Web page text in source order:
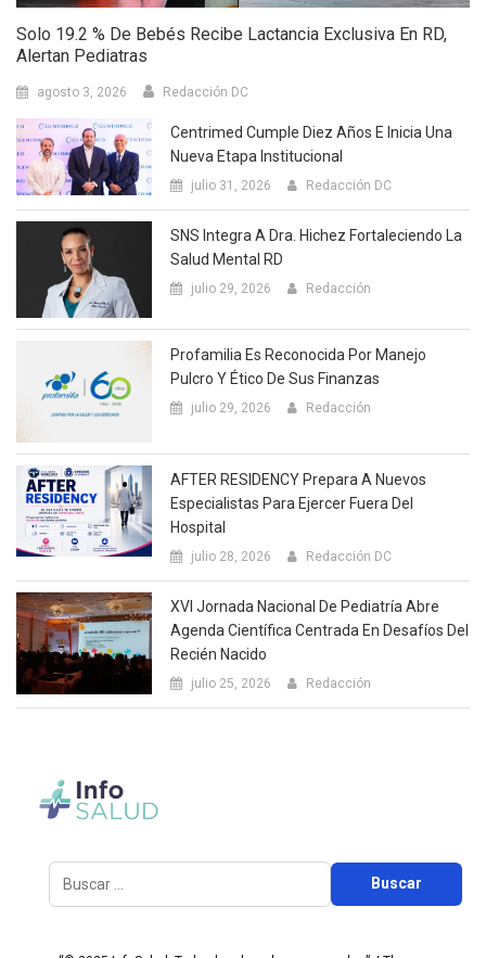
Solo 19.2 % De Bebés Recibe Lactancia Exclusiva En RD,
Alertan Pediatras
agosto 3, 2026 Redacción DC
Centrimed Cumple Diez Años E Inicia Una
Nueva Etapa Institucional
julio 31, 2026 Redacción DC
SNS Integra A Dra. Hichez Fortaleciendo La
Salud Mental RD
julio 29, 2026 Redacción
Profamilia Es Reconocida Por Manejo
Pulcro Y Ético De Sus Finanzas
julio 29, 2026 Redacción
AFTER RESIDENCY Prepara A Nuevos
Especialistas Para Ejercer Fuera Del
Hospital
julio 28, 2026 Redacción DC
XVI Jornada Nacional De Pediatría Abre
Agenda Científica Centrada En Desafíos Del
Recién Nacido
julio 25, 2026 Redacción